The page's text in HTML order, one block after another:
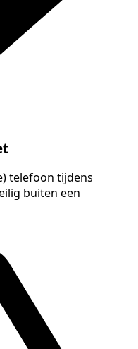
telefoon tijdens
buiten een